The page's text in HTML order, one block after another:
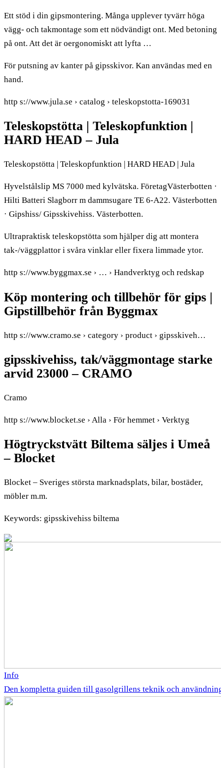
Ett stöd i din gipsmontering. Många upplever tyvärr höga
vägg- och takmontage som ett nödvändigt ont. Med betoning
på ont. Att det är oergonomiskt att lyfta …
För putsning av kanter på gipsskivor. Kan användas med en
hand.
http s://www.jula.se › catalog › teleskopstotta-169031
Teleskopstötta | Teleskopfunktion |
HARD HEAD – Jula
Teleskopstötta | Teleskopfunktion | HARD HEAD | Jula
Hyvelstålslip MS 7000 med kylvätska. FöretagVästerbotten ·
Hilti Batteri Slagborr m dammsugare TE 6-A22. Västerbotten
· Gipshiss/ Gipsskivehiss. Västerbotten.
Ultrapraktisk teleskopstötta som hjälper dig att montera
tak-/väggplattor i svåra vinklar eller fixera limmade ytor.
http s://www.byggmax.se › … › Handverktyg och redskap
Köp montering och tillbehör för gips |
Gipstillbehör från Byggmax
http s://www.cramo.se › category › product › gipsskiveh…
gipsskivehiss, tak/väggmontage starke
arvid 23000 – CRAMO
Cramo
http s://www.blocket.se › Alla › För hemmet › Verktyg
Högtryckstvätt Biltema säljes i Umeå
– Blocket
Blocket – Sveriges största marknadsplats, bilar, bostäder,
möbler m.m.
Keywords: gipsskivehiss biltema
Info
Den kompletta guiden till gasolgrillens teknik och